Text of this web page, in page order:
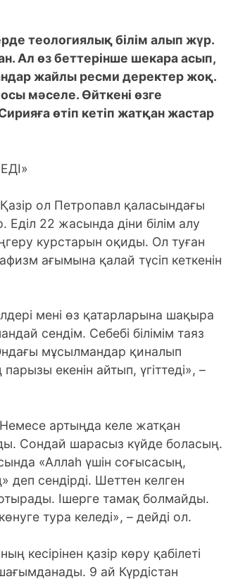
теологиялық білім алып жүр.
Ал өз беттерінше шекара асып,
жайлы ресми деректер жоқ.
мәселе. Өйткені өзге
өтіп кетіп жатқан жастар
ол Петропавл қаласындағы
22 жасында діни білім алу
курстарын оқиды. Ол туған
ағымына қалай түсіп кеткенін
мені өз қатарларына шақыра
сендім. Себебі білімім таяз
мұсылмандар қиналып
екенін айтып, үгіттеді», –
артыңда келе жатқан
Сондай шарасыз күйде боласың.
«Аллаһ үшін соғысасың,
сендірді. Шеттен келген
отырады. Ішерге тамақ болмайды.
тура келеді», – дейді ол.
кесірінен қазір көру қабілеті
9 ай Күрдістан